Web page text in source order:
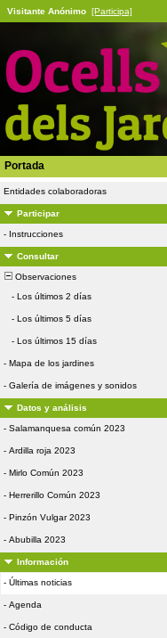
Visitante Anónimo [Participa]
Portada
Entidades colaboradoras
Participar
- Instrucciones
Consultar
Observaciones
- Los últimos 2 días
- Los últimos 5 días
- Los últimos 15 días
- Mapa de los jardines
- Galería de imágenes y sonidos
Datos y análisis
- Salamanquesa común 2023
- Ardilla roja 2023
- Mirlo Común 2023
- Herrerillo Común 2023
- Pinzón Vulgar 2023
- Abubilla 2023
Información
- Últimas noticias
- Agenda
- Código de conducta